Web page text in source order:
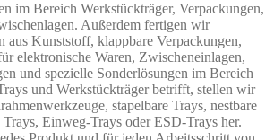
im Bereich Werkstückträger, Verpackungen,
Außerdem fertigen wir
aus Kunststoff, klappbare Verpackungen,
elektronische Waren, Zwischeneinlagen,
und spezielle Sonderlösungen im Bereich
und Werkstückträger betrifft, stellen wir
stapelbare Trays, nestbare
Trays, Einweg-Trays oder ESD-Trays her.